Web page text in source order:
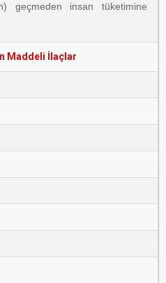
geçmeden insan tüketimine
Maddeli İlaçlar